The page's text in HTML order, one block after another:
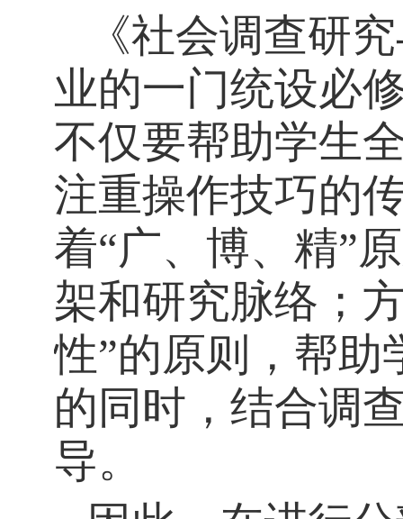
《社会调查研
业的一门统设必
不仅要帮助学生
注重操作技巧的
着“广、博、精”
架和研究脉络；
性”的原则，帮助
的同时，结合调
导。